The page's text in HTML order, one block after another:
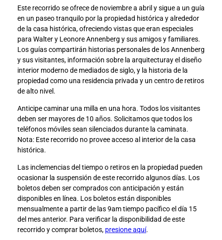
m
i
n
a
t
a
H
i
s
t
ó
r
i
c
t
o
F
a
c
e
b
m
i
n
a
t
a
H
i
s
t
ó
r
i
c
t
o
L
i
n
k
e
Este recorrido se ofrece de noviembre a abril y sigue a un guía
en un paseo tranquilo por la propiedad histórica y alrededor
de la casa histórica, ofreciendo vistas que eran especiales
para Walter y Leonore Annenberg y sus amigos y familiares.
Los guías compartirán historias personales de los Annenberg
y sus visitantes, información sobre la arquitecturay el diseño
interior moderno de mediados de siglo, y la historia de la
propiedad como una residencia privada y un centro de retiros
de alto nivel.
Anticipe caminar una milla en una hora. Todos los visitantes
deben ser mayores de 10 años. Solicitamos que todos los
teléfonos móviles sean silenciados durante la caminata.
Nota: Este recorrido no provee acceso al interior de la casa
histórica.
Las inclemencias del tiempo o retiros en la propiedad pueden
ocasionar la suspensión de este recorrido algunos días. Los
boletos deben ser comprados con anticipación y están
disponibles en línea. Los boletos están disponibles
mensualmente a partir de las 9am tiempo pacífico el día 15
del mes anterior. Para verificar la disponibilidad de este
recorrido y comprar boletos, presione aquí.